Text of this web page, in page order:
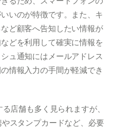
いのが特徴です。また、キ
ど顧客へ告知したい情報が
どを利用して確実に情報を
ュ通知にはメールアドレス
情報入力の手間が軽減でき
店舗も多く見られますが、
スタンプカードなど、必要